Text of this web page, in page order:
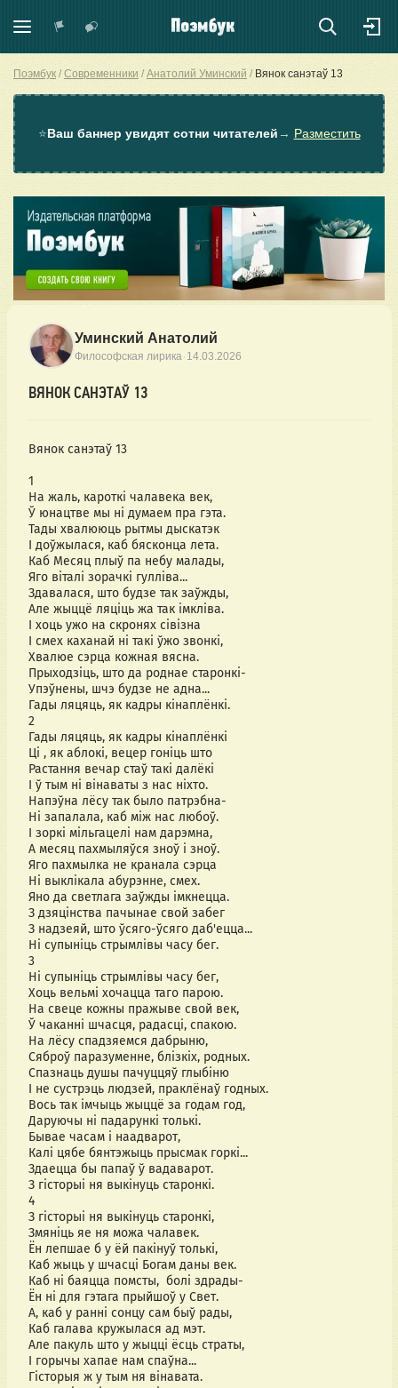
Поэмбук Современники Анатолий Уминский Вянок санэтаў 13
⭐Ваш баннер увидят сотни читателей → Разместить
Уминский Анатолий
Философская лирика· 14.03.2026
ВЯНОК САНЭТАЎ 13
Вянок санэтаў 13
1
На жаль, кароткі чалавека век,
Ў юнацтве мы ні думаем пра гэта.
Тады хвалююць рытмы дыскатэк
І доўжылася, каб бясконца лета.
Каб Месяц плыў па небу малады,
Яго віталі зорачкі гулліва...
Здавалася, што будзе так заўжды,
Але жыццё ляціць жа так імкліва.
І хоць ужо на скронях сівізна
І смех каханай ні такі ўжо звонкі,
Хвалюе сэрца кожная вясна.
Прыходзіць, што да роднае старонкі-
Упэўнены, шчэ будзе не адна...
Гады ляцяць, як кадры кінаплёнкі.
2
Гады ляцяць, як кадры кінаплёнкі
Ці , як аблокі, вецер гоніць што
Растання вечар стаў такі далёкі
І ў тым ні вінаваты з нас ніхто.
Напэўна лёсу так было патрэбна-
Ні запалала, каб між нас любоў.
І зоркі мільгацелі нам дарэмна,
А месяц пахмыляўся зноў і зноў.
Яго пахмылка не кранала сэрца
Ні выклікала абурэнне, смех.
Яно да светлага заўжды імкнецца.
З дзяцінства пачынае свой забег
З надзеяй, што ўсяго-ўсяго даб'ецца...
Ні супыніць стрымлівы часу бег.
3
Ні супыніць стрымлівы часу бег,
Хоць вельмі хочацца таго парою.
На свеце кожны пражыве свой век,
Ў чаканні шчасця, радасці, спакою.
На лёсу спадзяемся дабрыню,
Сяброў паразуменне, блізкіх, родных.
Спазнаць душы пачуццяў глыбіню
І не сустрэць людзей, праклёнаў годных.
Вось так імчыць жыццё за годам год,
Даруючы ні падарункі толькі.
Бывае часам і наадварот,
Калі цябе бянтэжыць прысмак горкі...
Здаецца бы папаў ў вадаварот.
З гісторыі ня выкінуць старонкі.
4
З гісторыі ня выкінуць старонкі,
Змяніць яе ня можа чалавек.
Ён лепшае б у ёй пакінуў толькі,
Каб жыць у шчасці Богам даны век.
Каб ні баяцца помсты,  болі здрады-
Ён ні для гэтага прыйшоў у Свет.
А, каб у ранні сонцу сам быў рады,
Каб галава кружылася ад мэт.
Але пакуль што у жыцці ёсць страты,
І горычы хапае нам спаўна...
Гісторыя ж у тым ня вінавата.